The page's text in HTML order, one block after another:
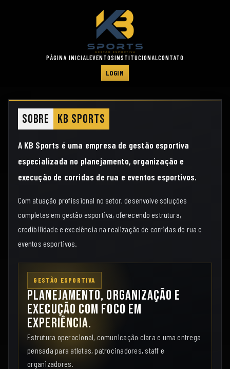
PÁGINA INICIAL EVENTOSINSTITUCIONAL CONTATO
LOGIN
Sobre KB Sports
A KB Sports é uma empresa de gestão esportiva
especializada no planejamento, organização e
execução de corridas de rua e eventos esportivos.
Com atuação profissional no setor, desenvolve soluções
completas em gestão esportiva, oferecendo estrutura,
credibilidade e excelência na realização de corridas de rua e
eventos esportivos.
GESTÃO ESPORTIVA
Planejamento, organização e
execução com foco em
experiência.
Estrutura operacional, comunicação clara e uma entrega
pensada para atletas, patrocinadores, staff e
organizadores.